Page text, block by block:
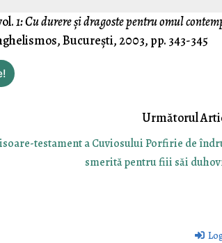
1: Cu durere și dragoste pentru omul
București, 2003, pp. 343-345
testament a Cuviosului Porfirie de
smerită pentru fiii săi